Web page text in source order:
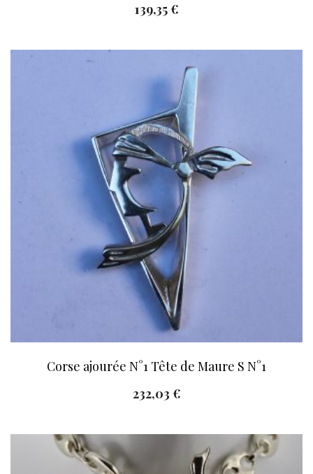
139,35€
Corse ajourée N°1 Tête de Maure S N°1
232,03 €